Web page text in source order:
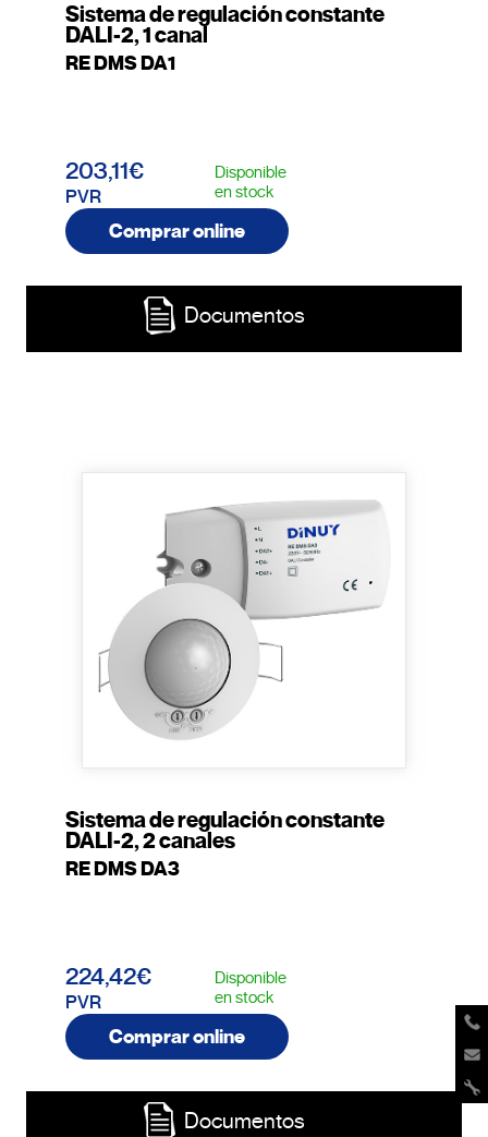
Sistema de regulación constante
DALI-2, 1 canal
RE DMS DA1
203,11€
PVR
Disponible
en stock
Comprar online
Documentos
Sistema de regulación constante
DALI-2, 2 canales
RE DMS DA3
224,42€
PVR
Disponible
en stock
Comprar online
Documentos